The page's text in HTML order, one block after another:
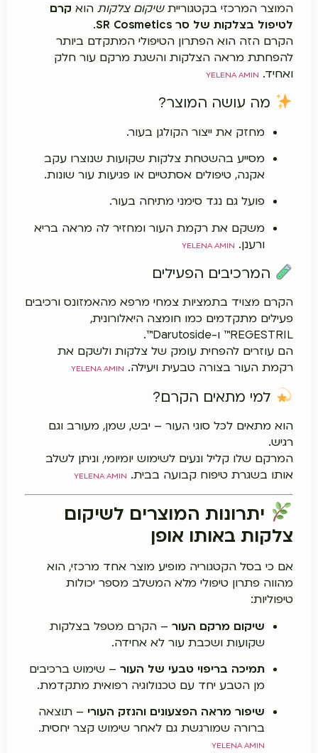
המוצר המרכזי בקטגורייתשיקום צלקות הוא קרם
לטיפול בצלקות של סר SR Cosmetics
.
הקרם הזה הוא הפתרון הטיפולי המתקדם ביותר
להפחתת מראה הצלקות והשגת מרקם עור חלק
ואחיד. YELENA AMIN
מה עושה המוצר?
מחזק את ייצור הקולגן בעור.
מסייע בהשטחת צלקות שקועות שנוצרו עקב
אקנה, טיפולים אסתטיים או פגיעות עור שונות.
פועל גם נגד סימני מתיחה בעור.
משקם את רקמת העור ומחזיר לה מראה בריא
ורענן. YELENA AMIN
המרכיבים הפעילים
הקרם מצויד בתמציות צמחי מרפא מהאמזונס ורכיבים
פעילים מתקדמים כמו חומצה היאלורונית,
REGESTRIL™ ו-Darutoside™.
הם עוזרים להפחית עומק של צלקות ולשקם את
רקמת העור בצורה טבעית ויעילה. YELENA AMIN
למי מתאים הקרם?
הוא מתאים לכל סוגי העור – יבש, שמן, מעורב וגם
רגיש.
המרקם שלו קליל ונעים לשימוש יומיומי, וניתן לשלב
אותו בשגרת טיפוח קבועה בבית. YELENA AMIN
יתרונות המוצרים לשיקום
צלקות באותו אופן
אם כי בסל הקטגוריה מופיע מוצר אחד מרכזי, הוא
מהווה פתרון טיפולי מלא המשלב מספר יכולות
טיפוליות:
שיקום מרקם העור – הקרם מטפל בצלקות
שקועות ושכבת עור לא אחידה.
תמיכה בריפוי טבעי של העור – שימוש ברכיבים
מן הטבע יחד עם טכנולוגיה רפואית מתקדמת.
שיפור מראה הפצעונים והנזק העורי – תוצאה
ברורה שמורגשת גם לאחר שימוש קצר יחסית.
YELENA AMIN